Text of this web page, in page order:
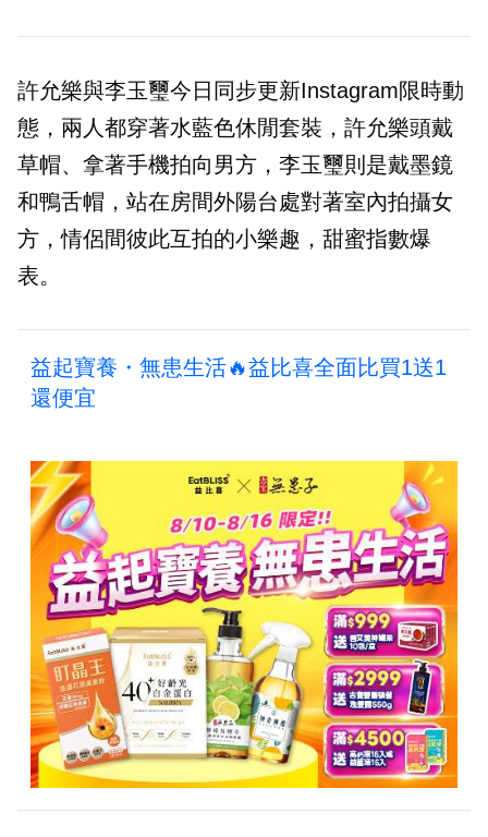
許允樂與李玉璽今日同步更新Instagram限時動
態，兩人都穿著水藍色休閒套裝，許允樂頭戴
草帽、拿著手機拍向男方，李玉璽則是戴墨鏡
和鴨舌帽，站在房間外陽台處對著室內拍攝女
方，情侶間彼此互拍的小樂趣，甜蜜指數爆
表。
益起寶養・無患生活🔥益比喜全面比買1送1
還便宜